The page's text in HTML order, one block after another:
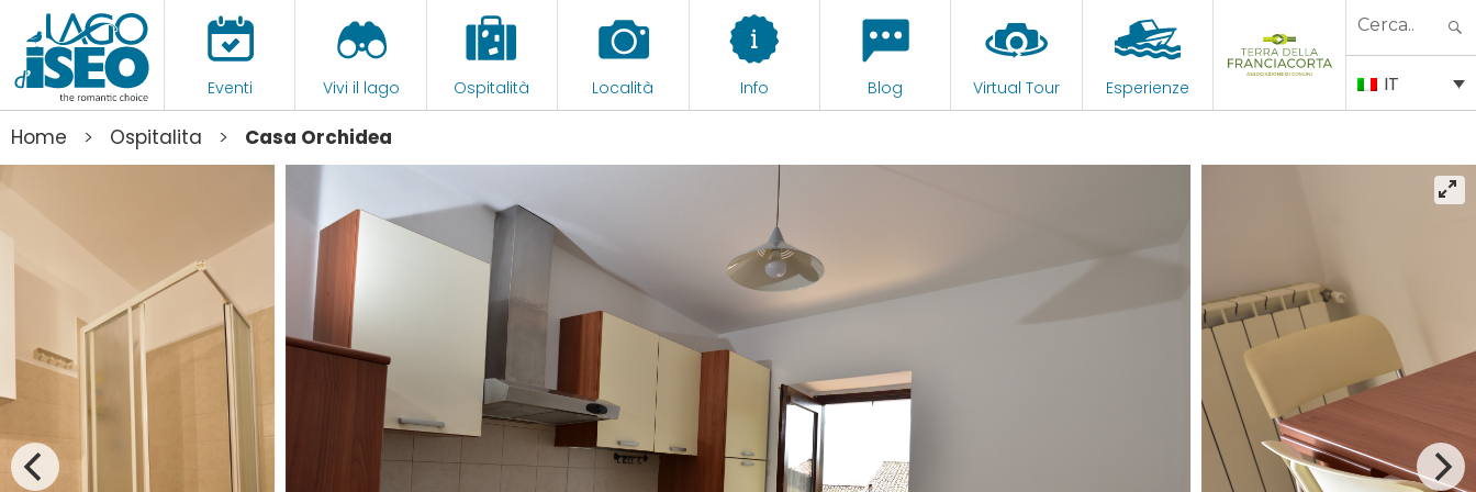
Eventi Vivi il lago Ospitalità Località Info Blog Virtual Tour Esperienze
Search
IT
Home > Ospitalita > Casa Orchidea